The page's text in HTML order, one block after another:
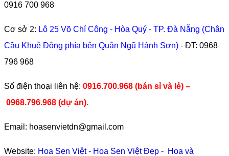
0916 700 968
Cơ sở 2: Lô 25 Võ Chí Công - Hòa Quý - TP. Đà Nẵng (Chân
Cầu Khuê Đông phía bên Quận Ngũ Hành Sơn) - ĐT: 0968
796 968
​Số điện thoại liên hệ: 0916.700.968 (bán sỉ và lẻ) –
0968.796.968 (dự án).
Email: hoasenvietdn@gmail.com
Website: Hoa Sen Việt- Hoa Sen Việt Đẹp - Hoa và